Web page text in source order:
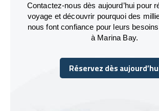
Contactez-nous dès aujourd’hui pour
voyage et découvrir pourquoi des
nous font confiance pour leurs
à Marina Bay.
Réservez dès
Réservez dès